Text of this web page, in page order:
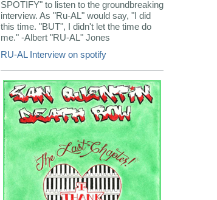
SPOTIFY" to listen to the groundbreaking
interview. As "Ru-AL" would say, "I did
this time. "BUT", I didn't let the time do
me." -Albert "RU-AL" Jones
RU-AL Interview on spotify